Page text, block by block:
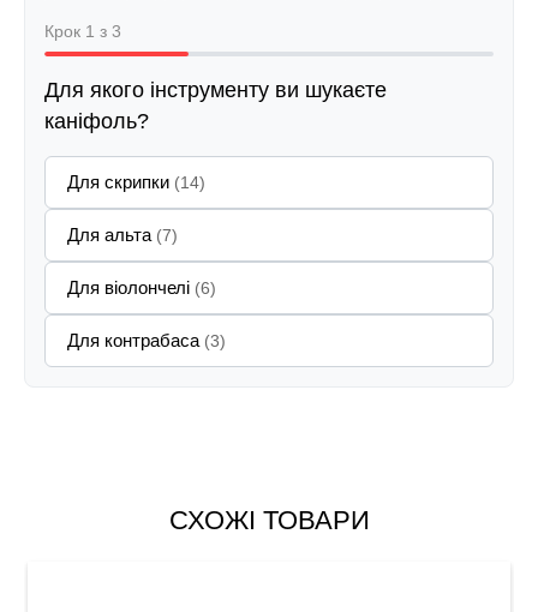
Крок 1 з 3
Для якого інструменту ви шукаєте
каніфоль?
Для скрипки (14)
Для альта (7)
Для віолончелі (6)
Для контрабаса (3)
СХОЖІ ТОВАРИ